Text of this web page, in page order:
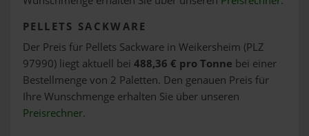
PELLETS SACKWARE
Der Preis für Pellets Sackware in Weikersheim (PLZ
97990) liegt aktuell bei 488,36 € pro Tonne bei einer
Bestellmenge von 2 Paletten. Den genauen Preis für
Ihre Wunschmenge erhalten Sie über unseren
Preisrechner.